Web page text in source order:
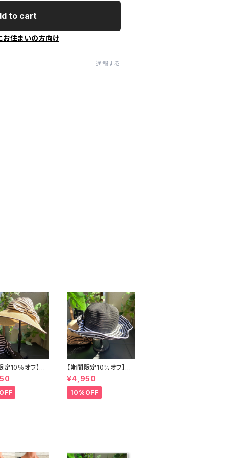
to cart
お住まいの方向け
通報する
定10％オフ】つ
ーハット・サン
ボーダー切り
リボン・女優帽
策 レディース
【期間限定10%オフ】つ
ば広サマーハット・通気
性・軽量 ワイヤー入り
ハット ボーダー＆BIGリ
ボン・女優帽 紫外線/U
¥4,950
10%OFF